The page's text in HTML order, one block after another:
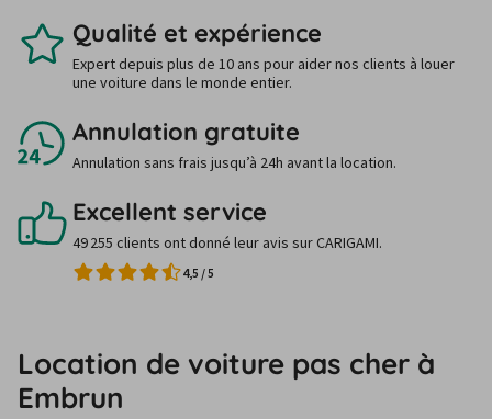
Qualité et expérience
Expert depuis plus de 10 ans pour aider nos clients à louer
une voiture dans le monde entier.
Annulation gratuite
Annulation sans frais jusqu’à 24h avant la location.
Excellent service
49 255 clients ont donné leur avis sur CARIGAMI.
4,5 /5
Location de voiture pas cher à
Embrun